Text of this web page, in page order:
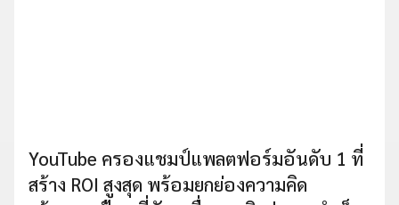
YouTube ครองแชมป์แพลตฟอร์มอันดับ 1 ที่
สร้าง ROI สูงสุด พร้อมยกย่องความคิด